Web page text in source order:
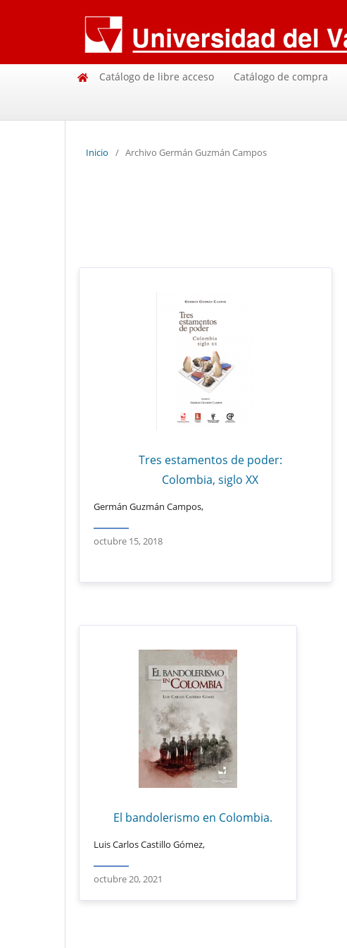
Catálogo de libre acceso Catálogo de compra
Inicio / Archivo Germán Guzmán Campos
Tres estamentos de poder:
Colombia, siglo XX
Germán Guzmán Campos,
octubre 15, 2018
El bandolerismo en Colombia.
Luis Carlos Castillo Gómez,
octubre 20, 2021